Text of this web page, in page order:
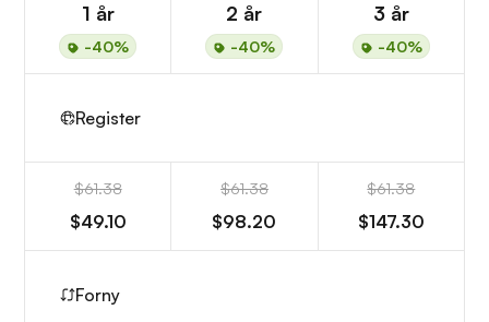
1 år
-40%
2 år
-40%
3 år
-40%
Register
$61.38
$49.10
$61.38
$98.20
$61.38
$147.30
Forny